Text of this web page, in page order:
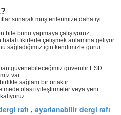
sunarak müşterilerimize daha iyi
bunu yapmaya çalışıyoruz,
fikirlerle çelişmek anlamına geliyor.
sağladığımız için kendimizle gurur
güvenebileceğimiz güvenilir ESD
var.
sağlam bir ortaktır.
olası iyileştirmeler veya yeni
rafı , ayarlanabilir dergi rafı